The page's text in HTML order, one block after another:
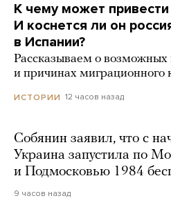
К чему может привести
И коснется ли он
в Испании?
Рассказываем о возможных
и причинах миграционного
ИСТОРИИ 12 часов назад
Собянин заявил, что с
Украина запустила по
и Подмосковью 1984
9 часов назад